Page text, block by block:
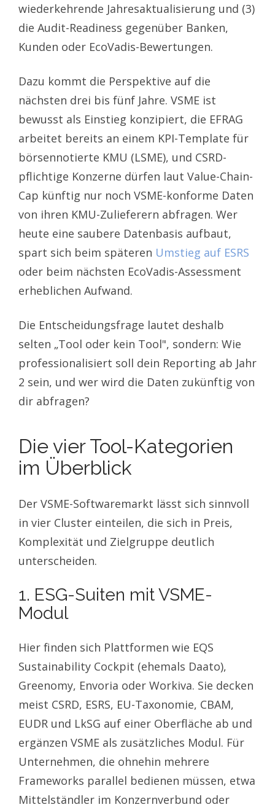
wiederkehrende Jahresaktualisierung und (3)
die Audit-Readiness gegenüber Banken,
Kunden oder EcoVadis-Bewertungen.
Dazu kommt die Perspektive auf die
nächsten drei bis fünf Jahre. VSME ist
bewusst als Einstieg konzipiert, die EFRAG
arbeitet bereits an einem KPI-Template für
börsennotierte KMU (LSME), und CSRD-
pflichtige Konzerne dürfen laut Value-Chain-
Cap künftig nur noch VSME-konforme Daten
von ihren KMU-Zulieferern abfragen. Wer
heute eine saubere Datenbasis aufbaut,
spart sich beim späteren Umstieg auf ESRS
oder beim nächsten EcoVadis-Assessment
erheblichen Aufwand.
Die Entscheidungsfrage lautet deshalb
selten „Tool oder kein Tool", sondern: Wie
professionalisiert soll dein Reporting ab Jahr
2 sein, und wer wird die Daten zukünftig von
dir abfragen?
Die vier Tool-Kategorien
im Überblick
Der VSME-Softwaremarkt lässt sich sinnvoll
in vier Cluster einteilen, die sich in Preis,
Komplexität und Zielgruppe deutlich
unterscheiden.
1. ESG-Suiten mit VSME-
Modul
Hier finden sich Plattformen wie EQS
Sustainability Cockpit (ehemals Daato),
Greenomy, Envoria oder Workiva. Sie decken
meist CSRD, ESRS, EU-Taxonomie, CBAM,
EUDR und LkSG auf einer Oberfläche ab und
ergänzen VSME als zusätzliches Modul. Für
Unternehmen, die ohnehin mehrere
Frameworks parallel bedienen müssen, etwa
Mittelständler im Konzernverbund oder